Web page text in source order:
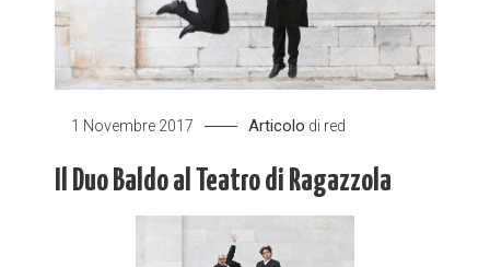
1 Novembre 2017 Articolo di red
Il Duo Baldo al Teatro di Ragazzola